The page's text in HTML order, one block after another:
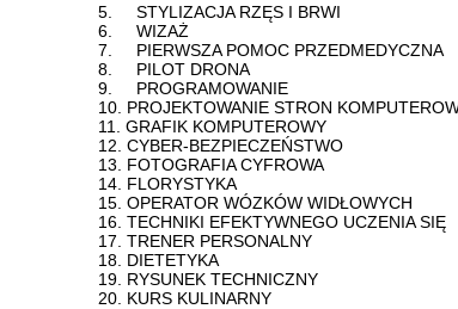
5. STYLIZACJA RZĘS I BRWI
6. WIZAŻ
7. PIERWSZA POMOC PRZEDMEDYCZNA
8. PILOT DRONA
9. PROGRAMOWANIE
10. PROJEKTOWANIE STRON
11. GRAFIK KOMPUTEROWY
12. CYBER-BEZPIECZEŃSTWO
13. FOTOGRAFIA CYFROWA
14. FLORYSTYKA
15. OPERATOR WÓZKÓW WIDŁOWYCH
16. TECHNIKI EFEKTYWNEGO UCZENIA SIĘ
17. TRENER PERSONALNY
18. DIETETYKA
19. RYSUNEK TECHNICZNY
20. KURS KULINARNY